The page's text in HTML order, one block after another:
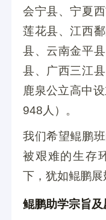
会宁县、宁夏
莲花县、江西
县、云南金平
县、广西三江
鹿泉公立高中
948人）。
我们希望鲲鹏
被艰难的生存
下，犹如鲲鹏展
鲲鹏助学宗旨及